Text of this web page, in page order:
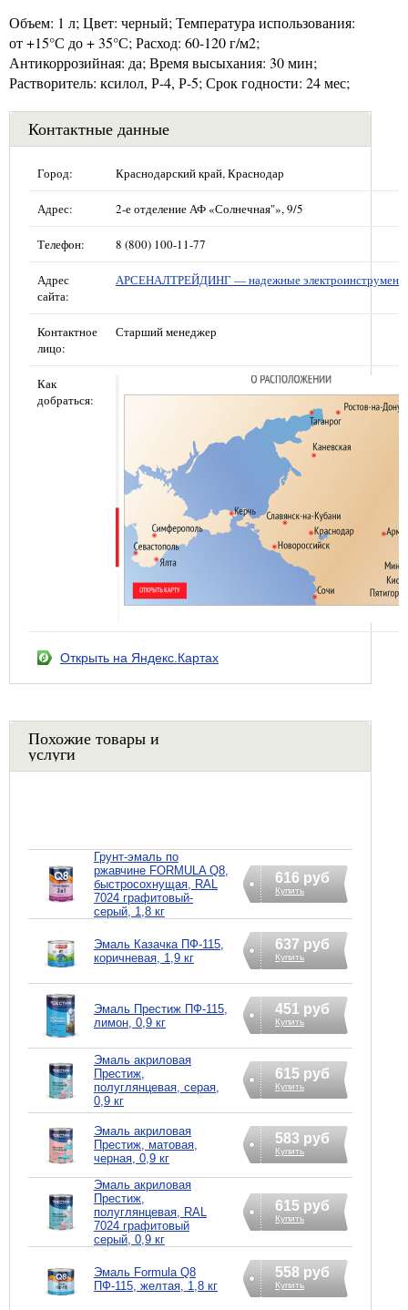
Объем: 1 л; Цвет: черный; Температура использования:
от +15°С до + 35°С; Расход: 60-120 г/м2;
Антикоррозийная: да; Время высыхания: 30 мин;
Растворитель: ксилол, Р-4, Р-5; Срок годности: 24 мес;
Контактные данные
Город: Краснодарский край, Краснодар
Адрес: 2-е отделение АФ «Солнечная"», 9/5
Телефон: 8 (800) 100-11-77
Адрес
сайта:
АРСЕНАЛТРЕЙДИНГ — надежные
Контактное
лицо:
Старший менеджер
Как
добраться:
Открыть на Яндекс.Картах
Похожие товары и
услуги
Грунт-эмаль по
ржавчине FORMULA Q8,
быстросохнущая, RAL
7024 графитовый-
серый, 1,8 кг
616 руб
Купить
Эмаль Казачка ПФ-115,
коричневая, 1,9 кг
637 руб
Купить
Эмаль Престиж ПФ-115,
лимон, 0,9 кг
451 руб
Купить
Эмаль акриловая
Престиж,
полуглянцевая, серая,
0,9 кг
615 руб
Купить
Эмаль акриловая
Престиж, матовая,
черная, 0,9 кг
583 руб
Купить
Эмаль акриловая
Престиж,
полуглянцевая, RAL
7024 графитовый
серый, 0,9 кг
615 руб
Купить
Эмаль Formula Q8
ПФ-115, желтая, 1,8 кг
558 руб
Купить